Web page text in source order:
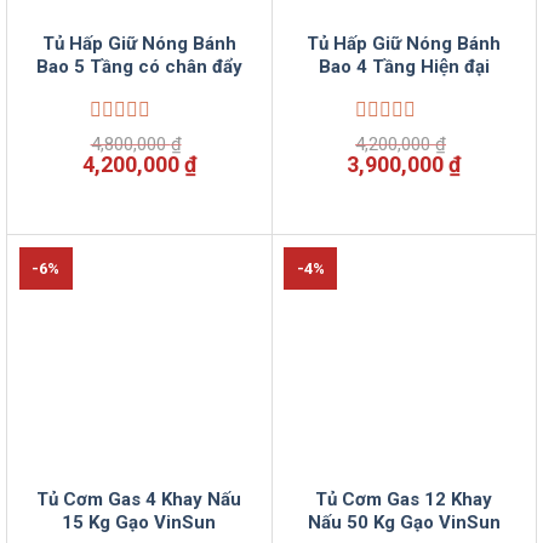
Tủ Hấp Giữ Nóng Bánh
Bao 5 Tầng có chân đẩy
Được
xếp
hạng
sao
4,800,000₫
Giá
gốc
4,800,000 ₫.
4,200,000₫Giá
hiện
là:
4,200,000 ₫.
Tủ Hấp Giữ Nóng Bánh
Bao 4 Tầng Hiện đại
Được
xếp
hạng
sao
4,200,000₫
Giá
gốc
4,200,000 ₫.
3,900,000₫Giá
hiện
là:
-6%
Tủ Cơm Gas 4 Khay Nấu
15 Kg Gạo VinSun
-4%
Tủ Cơm Gas 12 Khay
Nấu 50 Kg Gạo VinSun